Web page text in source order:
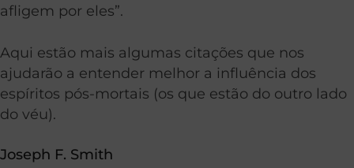
afligem por eles”.
Aqui estão mais algumas citações que nos
ajudarão a entender melhor a influência dos
espíritos pós-mortais (os que estão do outro lado
do véu).
Joseph F. Smith